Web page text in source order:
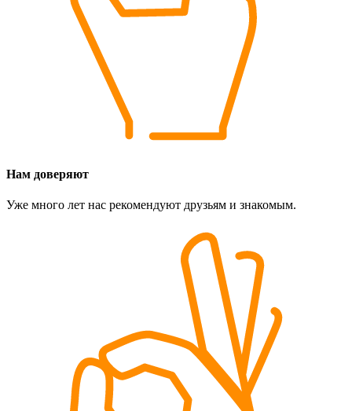
Нам доверяют
Уже много лет нас рекомендуют друзьям и знакомым.